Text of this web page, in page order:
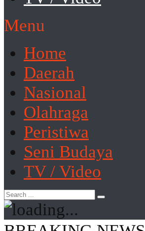
Menu
Home
Daerah
Nasional
Olahraga
Peristiwa
Seni Budaya
TV / Video